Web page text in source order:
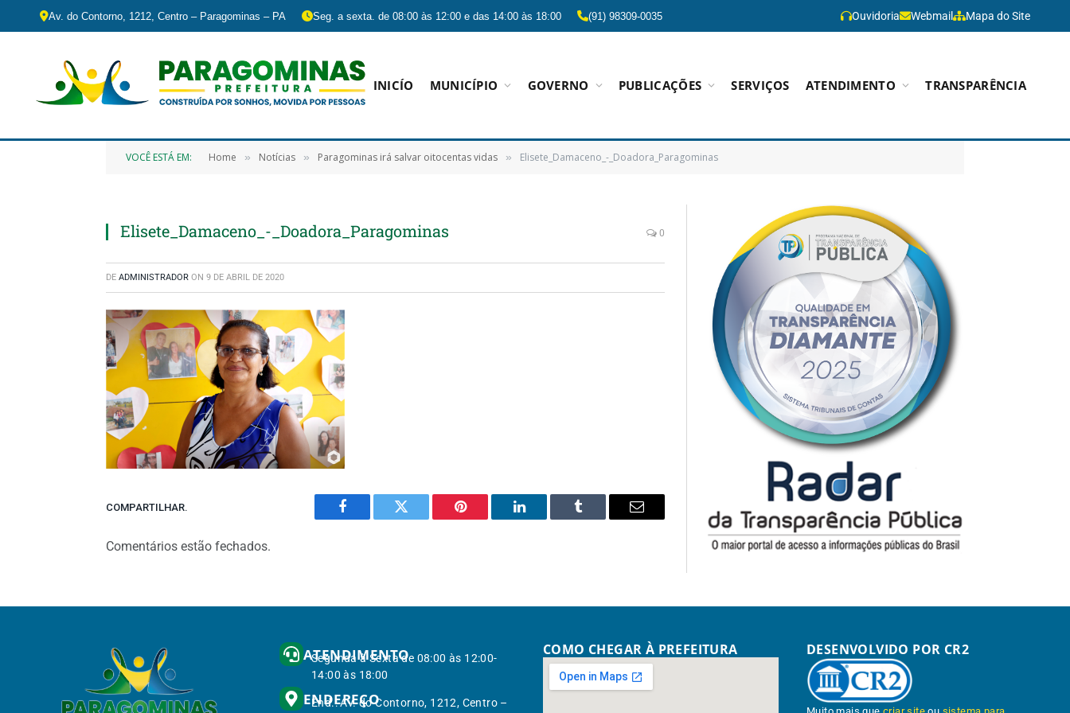
Av. do Contorno, 1212, Centro – Paragominas – PA Seg. a sexta. de 08:00 às 12:00 e das 14:00 às 18:00 (91) 98309-0035 Ouvidoria Webmail Mapa do Site
INICÍO MUNICÍPIO GOVERNO PUBLICAÇÕES SERVIÇOS ATENDIMENTO TRANSPARÊNCIA
VOCÊ ESTÁ EM: Home » Notícias » Paragominas irá salvar oitocentas vidas » Elisete_Damaceno_-_Doadora_Paragominas
Elisete_Damaceno_-_Doadora_Paragominas 0
DE ADMINISTRADOR ON 9 DE ABRIL DE 2020
COMPARTILHAR.
Facebook Twitter Pinterest LinkedIn Tumblr Email
Comentários estão fechados.
ATENDIMENTO
Segunda à Sexta de 08:00 às 12:00-
14:00 às 18:00
ENDEREÇO
End.: Av. do Contorno, 1212, Centro –
COMO CHEGAR À PREFEITURA DESENVOLVIDO POR CR2